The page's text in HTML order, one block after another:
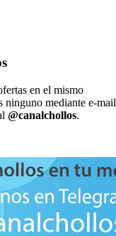
en el mismo
ninguno mediante e-mail
@canalchollos.